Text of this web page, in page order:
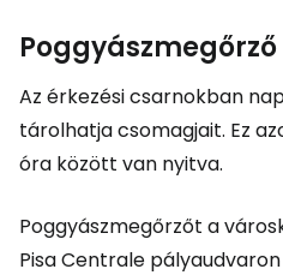
Poggyászmegőrző
Az érkezési csarnokban
tárolhatja csomagjait. Ez
óra között van nyitva.
Poggyászmegőrzőt a
Pisa Centrale